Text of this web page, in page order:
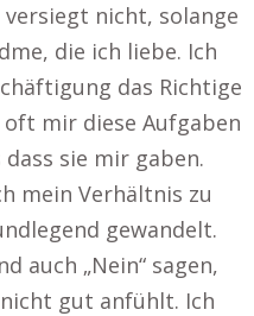
versiegt nicht, solange
die ich liebe. Ich
das Richtige
mir diese Aufgaben
sie mir gaben.
mein Verhältnis zu
gewandelt.
auch „Nein“ sagen,
gut anfühlt. Ich